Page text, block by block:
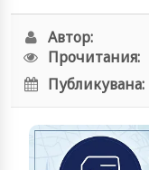
Автор:
Прочитания:
Публикувана: